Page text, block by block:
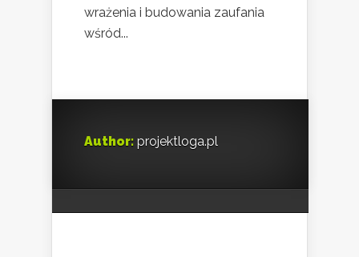
wrażenia i budowania zaufania
wśród...
Author: projektloga.pl